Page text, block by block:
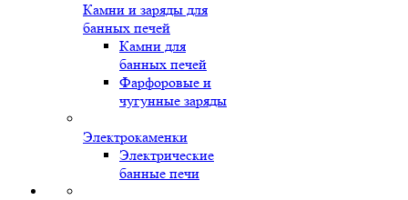
Камни и заряды для
банных печей
Камни для
банных печей
Фарфоровые и
чугунные заряды
Электрокаменки
Электрические
банные печи